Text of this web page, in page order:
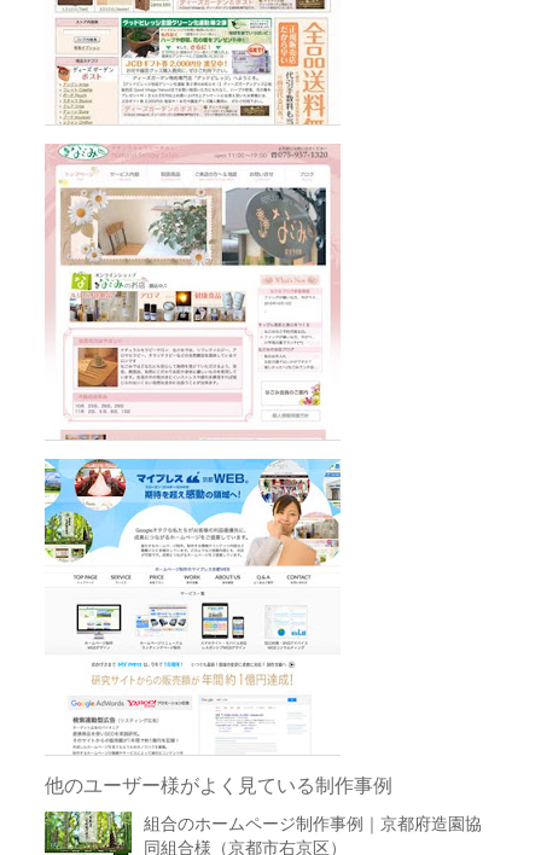
他のユーザー様がよく見ている制作事例
組合のホームページ制作事例｜京都府造園協
同組合様（京都市右京区）